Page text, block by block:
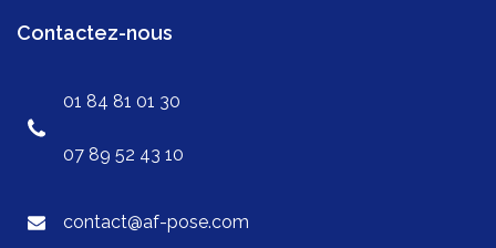
Contactez-nous
01 84 81 01 30
07 89 52 43 10
contact@af-pose.com